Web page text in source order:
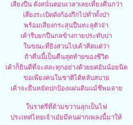
เสียงปืน ดังสนั่นตอนเวลาเลยเที่ยงคืนกว่า
เสียงระเบิดดังก้องกึกไปทั่วทั้งป่า
พร้อมเสียงกระสุนปืนทะลุตัวจ่า
เค้ารีบยกปืนกลข้างกายประทับบ่า
ในขณะที่ยิงสวนไปเค้าคิดแต่ว่า
ถ้าคืนนี้เป็นคืนสุดท้ายของชีวิต
เค้าก็ยินดีที่จะสละทุกอย่างด้วยยศอันน้อยนิด
ขอเพียงคนในชาติได้หลับสบาย
เค้าจะยืนหยัดปกป้องแผ่นดินแม้ชีพมลาย
ในราตรีที่ด้ามขวานลุกเป็นไฟ
ประเทศไทยเจ้าเอ๋ยมีคนฝากเพลงนี้มาให้